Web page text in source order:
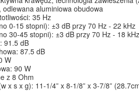
aluminiowa obudowa
35 Hz
0-15 stopni): ±3 dB przy 70 Hz - 22 kHz
30-45 stopni): ±3 dB przy 70 Hz - 18 kHz
91.5 dB
87.5 dB
W
90 W
z 8 Ohm
x s x g): 11-1/4” x 8-1/8” x 3-7/8”